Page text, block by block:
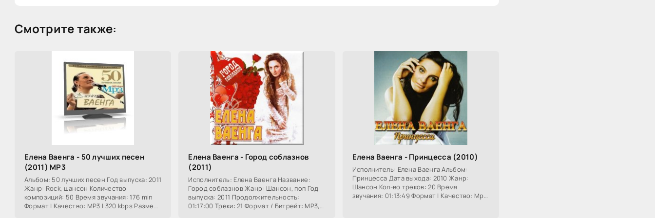
Смотрите также:
Елена Ваенга - 50 лучших песен
(2011) MP3
Альбом: 50 лучших песен Год выпуска: 2011
Жанр: Rock, шансон Количество
композиций: 50 Время звучания: 176 min
Формат | Качество: MP3 | 320 kbps Размер:
Елена Ваенга - Город соблазнов
(2011)
Исполнитель: Елена Ваенга Название:
Город соблазнов Жанр: Шансон, поп Год
выпуска: 2011 Продолжительность:
01:17:00 Треки: 21 Формат / Битрейт: MP3,
Елена Ваенга - Принцесса (2010)
Исполнитель: Елена Ваенга Альбом:
Принцесса Дата выхода: 2010 Жанр:
Шансон Кол-во треков: 20 Время
звучания: 01:13:49 Формат | Качество: Mp3|